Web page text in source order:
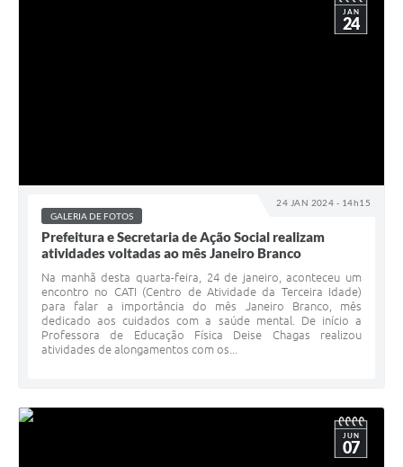
24 JAN 2024 - 14h15
JAN
24
GALERIA DE FOTOS
Prefeitura e Secretaria de Ação Social realizam
atividades voltadas ao mês Janeiro Branco
Na manhã desta quarta-feira, 24 de janeiro, aconteceu um
encontro no CATI (Centro de Atividade da Terceira Idade)
para falar a importância do mês Janeiro Branco, mês
dedicado aos cuidados com a saúde mental. De início a
Professora de Educação Física Deise Chagas realizou
atividades de alongamentos com os...
JUN
07